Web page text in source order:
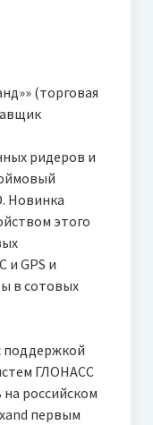
(торговая
ридеров и
Новинка
этого
и GPS и
в сотовых
поддержкой
ГЛОНАСС
российском
первым